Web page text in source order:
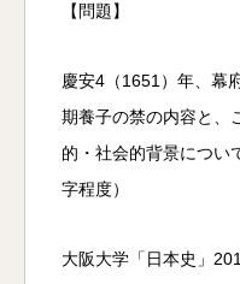
【問題】
慶安4（1651）年、幕
期養子の禁の内容と、
的・社会的背景につい
字程度）
大阪大学「日本史」